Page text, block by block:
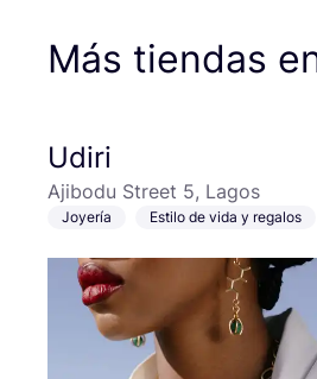
Más tiendas
Udiri
Ajibodu Street 5, Lagos
Joyería Estilo de vida y regalos